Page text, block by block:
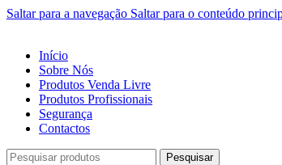
Saltar para a navegação Saltar para o conteúdo
Início
Sobre Nós
Produtos Venda Livre
Produtos Profissionais
Segurança
Contactos
Pesquisar